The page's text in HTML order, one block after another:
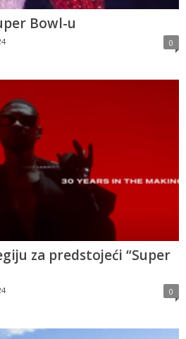
Bowl-u
0
za predstojeći “Super
0